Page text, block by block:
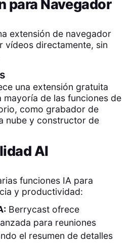
para Navegador
extensión de navegador
vídeos directamente, sin
una extensión gratuita
mayoría de las funciones de
como grabador de
nube y constructor de
AI
funciones IA para
y productividad:
Berrycast ofrece
para reuniones
el resumen de detalles